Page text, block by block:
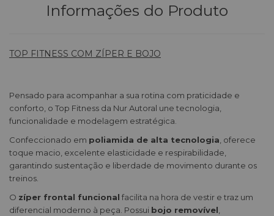
Informações do Produto
TOP FITNESS COM ZÍPER E BOJO
Pensado para acompanhar a sua rotina com praticidade e
conforto, o Top Fitness da Nur Autoral une tecnologia,
funcionalidade e modelagem estratégica.
Confeccionado em poliamida de alta tecnologia , oferece
toque macio, excelente elasticidade e respirabilidade,
garantindo sustentação e liberdade de movimento durante os
treinos.
O zíper frontal funcional facilita na hora de vestir e traz um
diferencial moderno à peça. Possui bojo removível